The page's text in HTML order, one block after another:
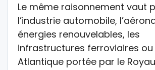
Le même raisonnement vaut
l’industrie automobile,
énergies renouvelables, les
infrastructures ferroviaires ou
Atlantique portée par le